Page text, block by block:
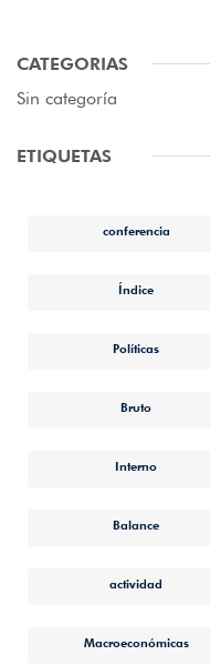
CATEGORIAS
Sin categoría
ETIQUETAS
conferencia
Índice
Políticas
Bruto
Interno
Balance
actividad
Macroeconómicas